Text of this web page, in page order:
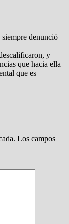
denunció
y
que hacia ella
que es
Los campos